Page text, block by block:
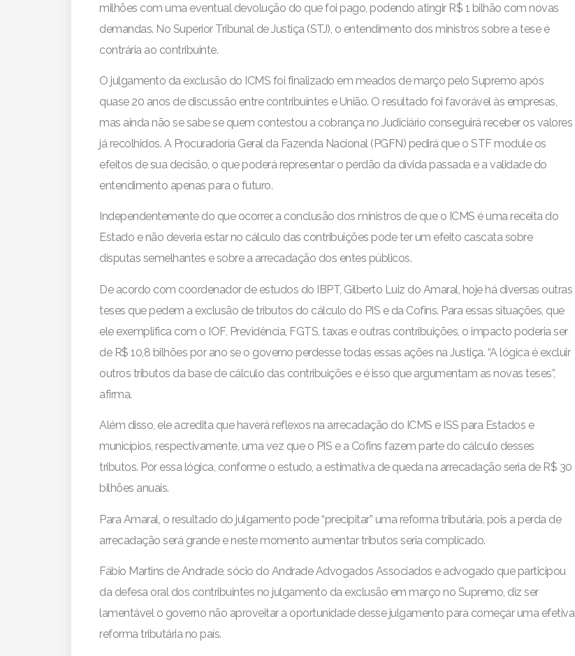
milhões com uma eventual devolução do que foi pago, podendo atingir R$ 1 bilhão com novas
demandas. No Superior Tribunal de Justiça (STJ), o entendimento dos ministros sobre a tese é
contrária ao contribuinte.
O julgamento da exclusão do ICMS foi finalizado em meados de março pelo Supremo após
quase 20 anos de discussão entre contribuintes e União. O resultado foi favorável às empresas,
mas ainda não se sabe se quem contestou a cobrança no Judiciário conseguirá receber os valores
já recolhidos. A Procuradoria ­Geral da Fazenda Nacional (PGFN) pedirá que o STF module os
efeitos de sua decisão, o que poderá representar o perdão da dívida passada e a validade do
entendimento apenas para o futuro.
Independentemente do que ocorrer, a conclusão dos ministros de que o ICMS é uma receita do
Estado e não deveria estar no cálculo das contribuições pode ter um efeito cascata sobre
disputas semelhantes e sobre a arrecadação dos entes públicos.
De acordo com coordenador de estudos do IBPT, Gilberto Luiz do Amaral, hoje há diversas outras
teses que pedem a exclusão de tributos do cálculo do PIS e da Cofins. Para essas situações, que
ele exemplifica com o IOF, Previdência, FGTS, taxas e outras contribuições, o impacto poderia ser
de R$ 10,8 bilhões por ano se o governo perdesse todas essas ações na Justiça. “A lógica é excluir
outros tributos da base de cálculo das contribuições e é isso que argumentam as novas teses”,
afirma.
Além disso, ele acredita que haverá reflexos na arrecadação do ICMS e ISS para Estados e
municípios, respectivamente, uma vez que o PIS e a Cofins fazem parte do cálculo desses
tributos. Por essa lógica, conforme o estudo, a estimativa de queda na arrecadação seria de R$ 30
bilhões anuais.
Para Amaral, o resultado do julgamento pode “precipitar” uma reforma tributária, pois a perda de
arrecadação será grande e neste momento aumentar tributos seria complicado.
Fábio Martins de Andrade, sócio do Andrade Advogados Associados e advogado que participou
da defesa oral dos contribuintes no julgamento da exclusão em março no Supremo, diz ser
lamentável o governo não aproveitar a oportunidade desse julgamento para começar uma efetiva
reforma tributária no país.